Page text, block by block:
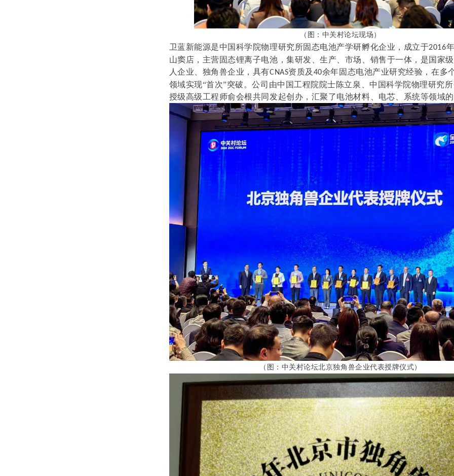
（图：中关村论坛现场）
卫蓝新能源是中国科学院物理研究所固态电池产学研孵化企业，成立于2016
山窦店，主营固态锂离子电池，集研发、生产、市场、销售于一体，是国家
人企业、独角兽企业，具有CNAS资质及 40余年固态电池产业研究经验，在多
领域实现“首次”突破。公司由中国工程院院士陈立泉、中国科学院物理研究
授级高级工程师俞会根共同发起创办，汇聚了电池材料、电芯、系统等领域
（图：中关村论坛北京独角兽企业代表授牌仪式）